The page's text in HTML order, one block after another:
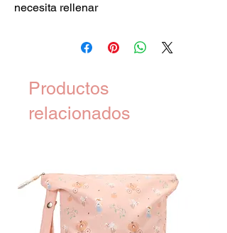
necesita rellenar
Productos
relacionados